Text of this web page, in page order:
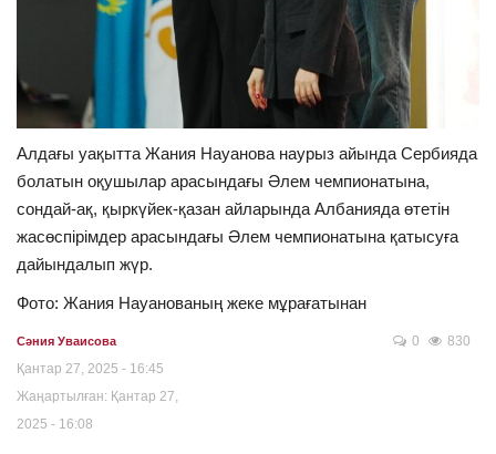
Алдағы уақытта Жания Науанова наурыз айында Сербияда
болатын оқушылар арасындағы Әлем чемпионатына,
сондай-ақ, қыркүйек-қазан айларында Албанияда өтетін
жасөспірімдер арасындағы Әлем чемпионатына қатысуға
дайындалып жүр.
Фото: Жания Науанованың жеке мұрағатынан
Сәния Уваисова
Қантар 27, 2025 - 16:45
Жаңартылған: Қантар 27,
2025 - 16:08
0 830